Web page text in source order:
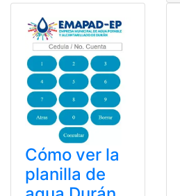
Cómo ver la
planilla de